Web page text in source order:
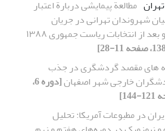
مطالعة پیمایشی دربارة اعتبار
شهروندان تهرانی در جریان
از انتخابات ریاست جمهوری ١٣٨٨
های مقصد گردشگری در جذب
خارجی شهر اصفهان
[دوره 6،
در مطبوعات آمریکا: تحلیل